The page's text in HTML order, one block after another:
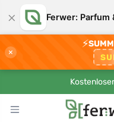
× Ferwer: Parfum
×
⚡